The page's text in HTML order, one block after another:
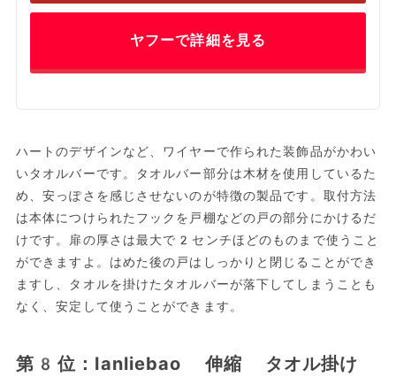
ヤフーで詳細を見る
ハートのデザインなど、ワイヤーで作られた装飾品がかわい
いタオルバーです。タオルバー部分は木材を使用しているた
め、安っぽさを感じさせないのが特徴の製品です。取付方法
は本体につけられたフックを戸棚などの戸の部分にかけるだ
けです。扉の厚さは最大で2センチほどのものまで使うこと
ができますよ。はめた後の戸はしっかりと閉じることができ
ますし、タオルを掛けたタオルバーが落下してしまうことも
なく、安定して使うことができます。
第8位：lanliebao 伸縮 タオル掛け